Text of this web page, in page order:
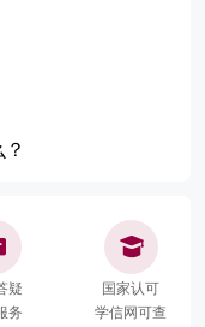
疑
务
国家认可
学信网可查